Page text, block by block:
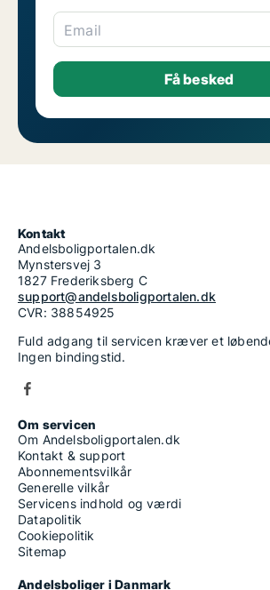
Email
Kontakt
Andelsboligportalen.dk
Mynstersvej 3
1827 Frederiksberg C
support@andelsboligportalen.dk
CVR: 38854925
Fuld adgang til servicen kræver et
Ingen bindingstid.
Om servicen
Om Andelsboligportalen.dk
Kontakt & support
Abonnementsvilkår
Generelle vilkår
Servicens indhold og værdi
Datapolitik
Cookiepolitik
Sitemap
Andelsboliger i Danmark